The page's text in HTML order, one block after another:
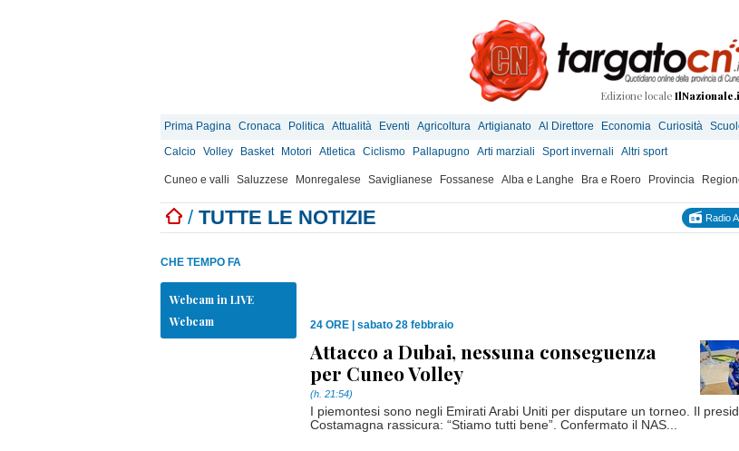
Edizione locale
Prima Pagina Cronaca Politica Attualità Eventi Agricoltura Artigianato Al Direttore Economia Curiosità
Calcio Volley Basket Motori Atletica Ciclismo Pallapugno Arti marziali Sport invernali Altri sport
Cuneo e valli Saluzzese Monregalese Saviglianese Fossanese Alba e Langhe Bra e Roero Provincia
/ TUTTE LE NOTIZIE Radio
CHE TEMPO FA
Webcam in LIVE
Webcam
24 ORE sabato 28 febbraio
Attacco a Dubai, nessuna conseguenza
per Cuneo Volley
(h. 21:54)
I piemontesi sono negli Emirati Arabi Uniti per disputare un torneo. Il
Costamagna rassicura: “Stiamo tutti bene”. Confermato il NAS...